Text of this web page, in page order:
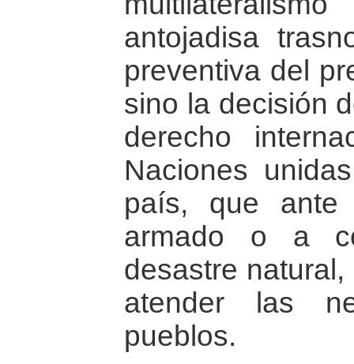
antojadisa
preventiva del
sino la decisión
derecho
Naciones
país, que ante
armado o a
desastre
atender las
pueblos.